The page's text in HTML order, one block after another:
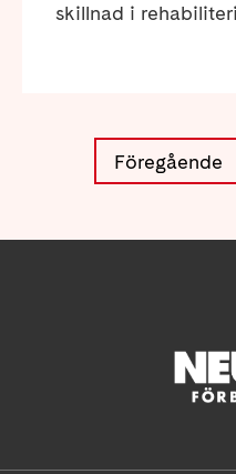
skillnad i
Föregående